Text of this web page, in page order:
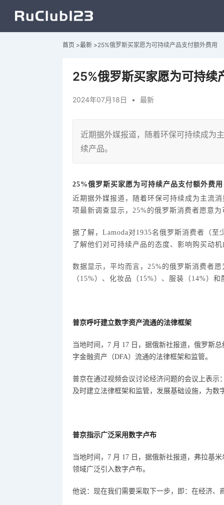
首页 >最新 >25%俄罗斯买家愿为可持续产品支付额外费用
25%俄罗斯买家愿为可持续
2024年07月18日 • 最新
近期据外媒报道，随着环保可持续成为
续产品。
25%俄罗斯买家愿为可持续产品支付额外费用
近期 据外媒报道，随着环保可持续成为主流
项最新调查显示， 25%的俄罗斯消费者愿意
据了解， Lamoda对1935名俄罗斯消费者（
了解他们对可持续产品的态度、影响购买动
数据显示，平均而言， 25%的俄罗斯消费者
（15%）、化妆品（15%）、服装（14%）
普京呼吁建立数字资产流通的法律框架
当地时间， 7 月 17 日，据俄新社报道，俄罗斯
字金融资产（DFA）流通的法律框架和监管。
普京在通过视频会议讨论经济问题的会议上表
及时建立法律框架和监管，发展基础设施，为
普京指示广泛采用数字卢布
当地时间， 7 月 17 日，据俄新社报道，弗拉基
领域广泛引入数字卢布。
他说： 现在我们需要采取下一步，即：在经济、